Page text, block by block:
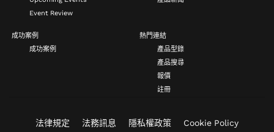
Event Review
成功案例
成功案例
熱門連結
產品型錄
產品搜尋
報價
註冊
法律規定 法務訊息 隱私權政策
Cookie Policy